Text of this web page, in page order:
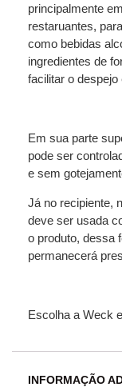
principalmente
restaruantes,
como bebidas
ingredientes de
facilitar o despejo
Em sua parte
pode ser
e sem
Já no recipiente,
deve ser usada
o produto, dessa
permanecerá
Escolha a Weck
INFORMAÇÃO